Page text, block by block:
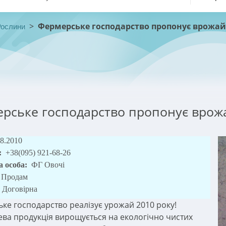
> Фермерське господарство пропонує
господарство пропонує
+38(095) 921-68-26
особа: ФГ Овочі
Продам
Договірна
господарство реалізує урожай 2010 року!
продукція вирощується на екологічно чистих